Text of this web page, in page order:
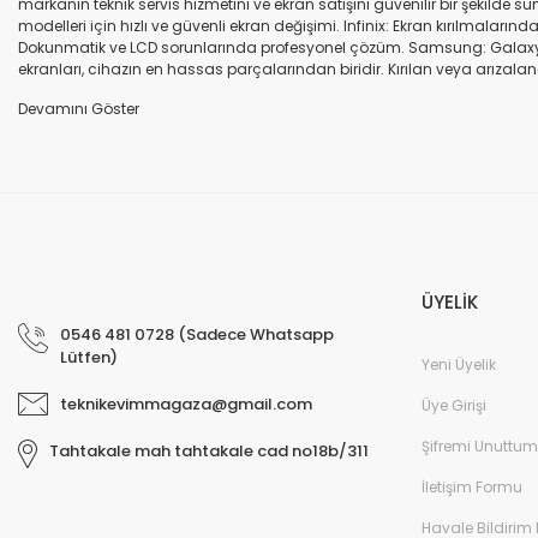
markanın teknik servis hizmetini ve ekran satışını güvenilir bir şekilde
modelleri için hızlı ve güvenli ekran değişimi. Infinix: Ekran
Dokunmatik ve LCD sorunlarında profesyonel çözüm. Samsung:
ekranları, cihazın en hassas parçalarından biridir. Kırılan veya
uyumlu olup olmadığına dikkat ediniz. HK-ZY-A.Kalite ekran: Daha
0546 481 0728 (Sadece Whatsapp
Lütfen)
teknikevimmagaza@gmail.com
Tahtakale mah tahtakale cad no18b/311
ÜYELİK
Yeni Üyelik
Üye Girişi
Şifremi Unuttum
İletişim Formu
Havale Bildirim